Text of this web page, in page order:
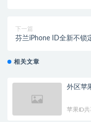
下一篇
芬兰iPhone ID全新不锁
相关文章
外区苹
苹果ID